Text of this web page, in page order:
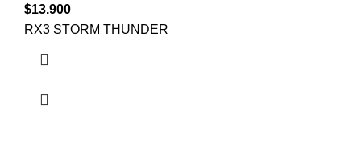
$13.900
RX3 STORM THUNDER